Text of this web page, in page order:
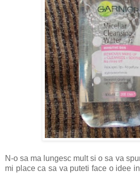
N-o sa ma lungesc mult si o sa va
mi place ca sa va puteti face o idee